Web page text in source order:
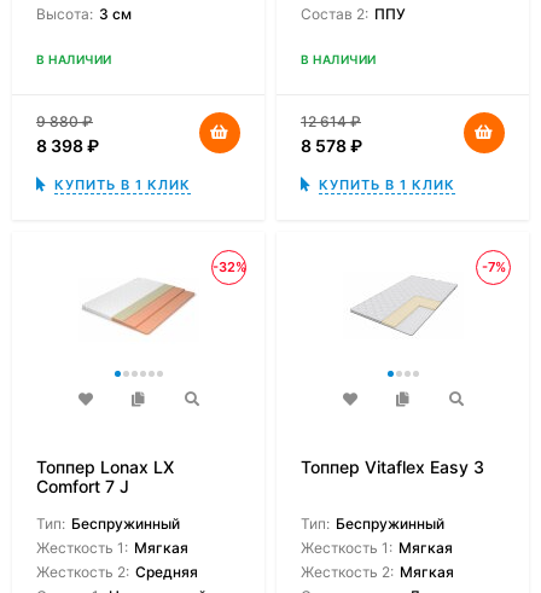
Высота: 3 см
В НАЛИЧИИ
9 880₽
8 398₽
КУПИТЬ В 1 КЛИК
Состав 2: ППУ
В НАЛИЧИИ
12 614₽
8 578₽
КУПИТЬ В 1 КЛИК
-32%
Топпер Lonax LX
Comfort 7 J
Тип: Беспружинный
Жесткость 1: Мягкая
Жесткость 2: Средняя
-7%
Топпер Vitaflex Easy 3
Тип: Беспружинный
Жесткость 1: Мягкая
Жесткость 2: Мягкая